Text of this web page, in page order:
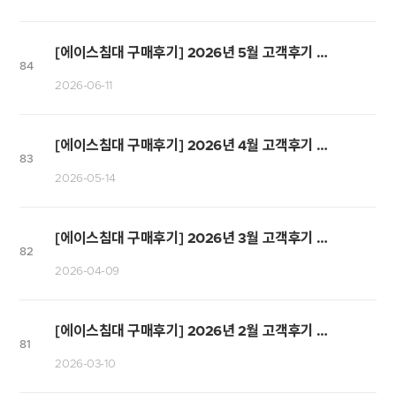
84
[에이스침대 구매후기] 2026년 5월 고객후기 당첨자 발표
2026-06-11
83
[에이스침대 구매후기] 2026년 4월 고객후기 당첨자 발표
2026-05-14
82
[에이스침대 구매후기] 2026년 3월 고객후기 당첨자 발표
2026-04-09
81
[에이스침대 구매후기] 2026년 2월 고객후기 당첨자 발표
2026-03-10